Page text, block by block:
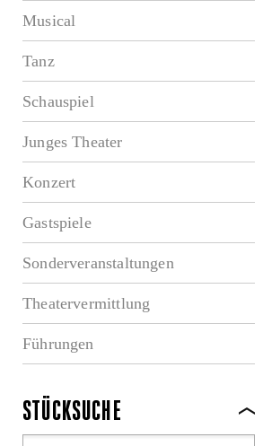
Musical
Tanz
Schauspiel
Junges Theater
Konzert
Gastspiele
Sonderveranstaltungen
Theatervermittlung
Führungen
STÜCKSUCHE